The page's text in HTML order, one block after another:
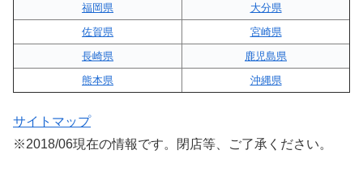
福岡県
大分県
佐賀県
宮崎県
長崎県
鹿児島県
熊本県
沖縄県
サイトマップ
※2018/06現在の情報です。閉店等、ご了承ください。